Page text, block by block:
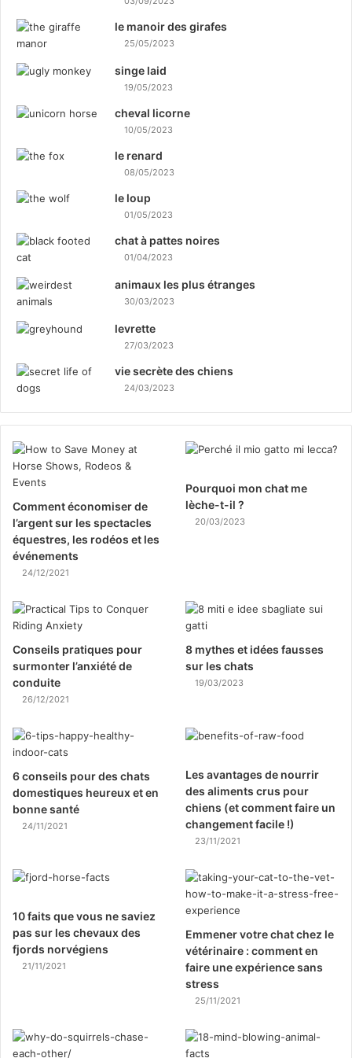
le manoir des girafes
25/05/2023
singe laid
19/05/2023
cheval licorne
10/05/2023
le renard
08/05/2023
le loup
01/05/2023
chat à pattes noires
01/04/2023
animaux les plus étranges
30/03/2023
levrette
27/03/2023
vie secrète des chiens
24/03/2023
Comment économiser de
l’argent sur les spectacles
équestres, les rodéos et les
événements
24/12/2021
Pourquoi mon chat me
lèche-t-il ?
20/03/2023
Conseils pratiques pour
surmonter l’anxiété de
conduite
26/12/2021
8 mythes et idées fausses
sur les chats
19/03/2023
6 conseils pour des chats
domestiques heureux et en
bonne santé
24/11/2021
Les avantages de nourrir
des aliments crus pour
chiens (et comment faire un
changement facile !)
23/11/2021
10 faits que vous ne saviez
pas sur les chevaux des
fjords norvégiens
21/11/2021
Emmener votre chat chez le
vétérinaire : comment en
faire une expérience sans
stress
25/11/2021